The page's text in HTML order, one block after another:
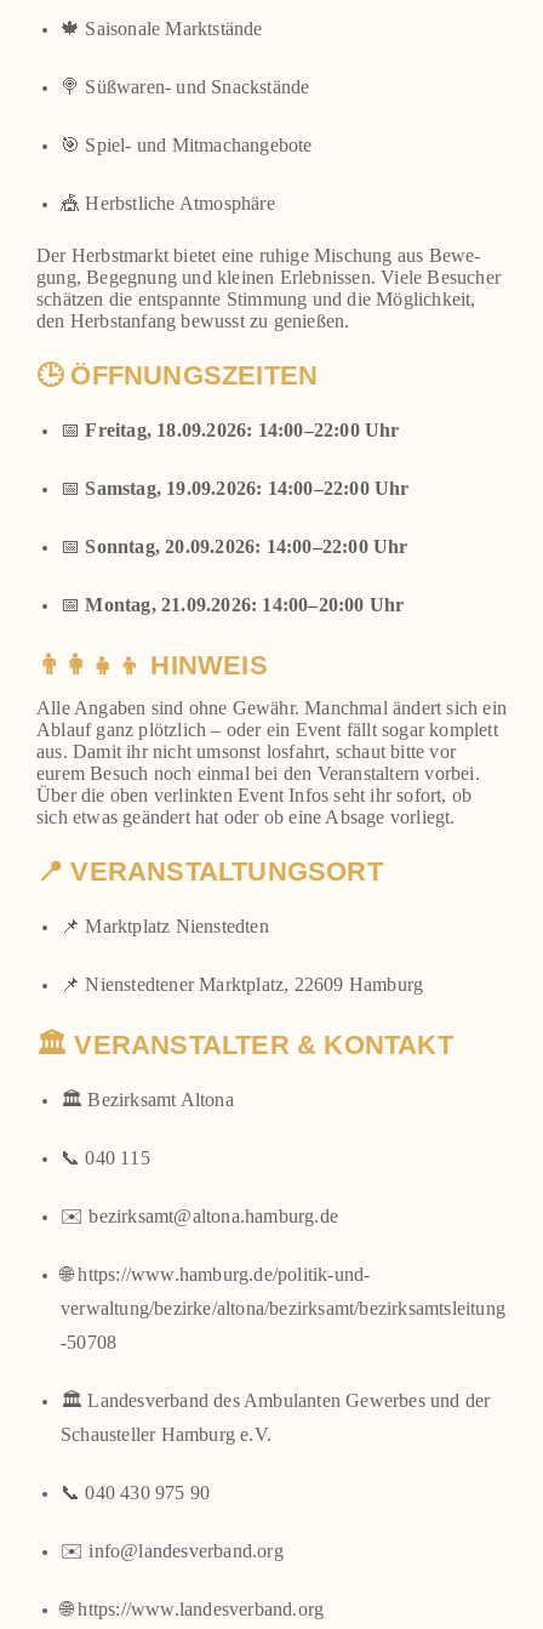
🍁 Sai­so­na­le Markt­stän­de
🍭 Süß­wa­ren- und Snack­stän­de
🎯 Spiel- und Mit­ma­ch­an­ge­bo­te
🎪 Herbst­li­che Atmo­sphä­re
Der Herbst­markt bie­tet eine ruhi­ge Mischung aus Bewe­
gung, Begeg­nung und klei­nen Erleb­nis­sen. Vie­le Besu­cher
schät­zen die ent­spann­te Stim­mung und die Mög­lich­keit,
den Herbst­an­fang bewusst zu genie­ßen.
🕒 ÖFFNUNGSZEITEN
📅Frei­tag, 18.09.2026: 14:00–22:00 Uhr
📅 Sams­tag, 19.09.2026: 14:00–22:00 Uhr
📅 Sonn­tag, 20.09.2026: 14:00–22:00 Uhr
📅Mon­tag, 21.09.2026: 14:00–20:00 Uhr
👨‍👩‍👧‍👦 HINWEIS
Alle Anga­ben sind ohne Gewähr. Manch­mal ändert sich ein
Ablauf ganz plötz­lich – oder ein Event fällt sogar kom­plett
aus. Damit ihr nicht umsonst los­fahrt, schaut bit­te vor
eurem Besuch noch ein­mal bei den Ver­an­stal­tern vor­bei.
Über die oben ver­link­ten Event Infos seht ihr sofort, ob
sich etwas geän­dert hat oder ob eine Absa­ge vor­liegt.
📍 VERANSTALTUNGSORT
📌 Markt­platz Nien­sted­ten
📌 Nien­sted­te­ner Markt­platz, 22609 Ham­burg
🏛️ VERANSTALTER & KONTAKT
🏛️ Bezirks­amt Alto­na
📞 040 115
✉️ bezirksamt@altona.hamburg.de
🌐https://www.hamburg.de/politik-und-
verwaltung/bezirke/altona/bezirksamt/bezirksamtsleitung
-50708
🏛️ Lan­des­ver­band des Ambu­lan­ten Gewer­bes und der
Schau­stel­ler Ham­burg e.V.
📞 040 430 975 90
✉️ info@landesverband.org
🌐https://www.landesverband.org